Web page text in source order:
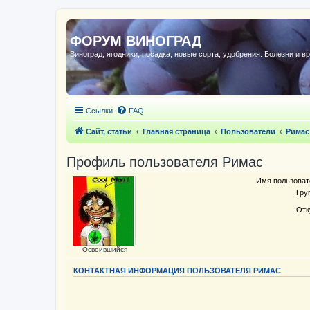
ФОРУМ ВИНОГРАД
Виноград, ягодники, посадка, новые сорта, удобрения. Болезни и
Ссылки FAQ
Сайт, статьи Главная страница Пользователи Римас
Профиль пользователя Римас
Освоившийся
Имя
КОНТАКТНАЯ ИНФОРМАЦИЯ ПОЛЬЗОВАТЕЛЯ РИМАС